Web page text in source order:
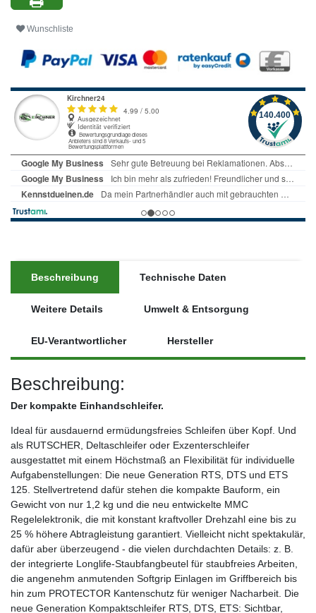
Wunschliste
Beschreibung Technische Daten
Weitere Details Umwelt & Entsorgung
EU-Verantwortlicher Hersteller
Beschreibung:
Der kompakte Einhandschleifer.
Ideal für ausdauernd ermüdungsfreies Schleifen über Kopf. Und
als RUTSCHER, Deltaschleifer oder Exzenterschleifer
ausgestattet mit einem Höchstmaß an Flexibilität für individuelle
Aufgabenstellungen: Die neue Generation RTS, DTS und ETS
125. Stellvertretend dafür stehen die kompakte Bauform, ein
Gewicht von nur 1,2 kg und die neu entwickelte MMC
Regelelektronik, die mit konstant kraftvoller Drehzahl eine bis zu
25 % höhere Abtragleistung garantiert. Vielleicht nicht spektakulär,
dafür aber überzeugend - die vielen durchdachten Details: z. B.
der integrierte Longlife-Staubfangbeutel für staubfreies Arbeiten,
die angenehm anmutenden Softgrip Einlagen im Griffbereich bis
hin zum PROTECTOR Kantenschutz für weniger Nacharbeit. Die
neue Generation Kompaktschleifer RTS, DTS, ETS: Sichtbar,